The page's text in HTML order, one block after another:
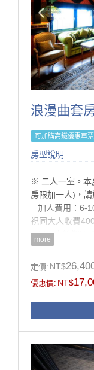
成入住的房客使
·非住宿訪客恕
·若有親友需於
定辦理登記。（
·感謝您的理解
的體驗。
房型設施介紹
1. 依入住人數贈
2. 依入住人數贈
3. 客房minibar使
5. 點心坊手作甜
浪漫曲套
可加購高鐵優惠車票
房型說明
※ 二人一室。本
房限加一人)，
加人費用：6-
視同大人收費
農曆春節期間
6-10歲以下之孩
費5000元。
※ 客房約30坪。
※ 泰利斯廳提供
※ 為維護住宿品
※ 同等級房型格
準。
more
定價: NT$
優惠價: NT$